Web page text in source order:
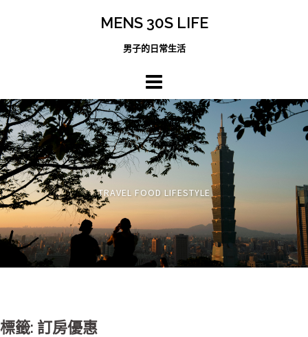
MENS 30S LIFE
男子的日常生活
TRAVEL FOOD LIFESTYLE
標籤: 訂房優惠